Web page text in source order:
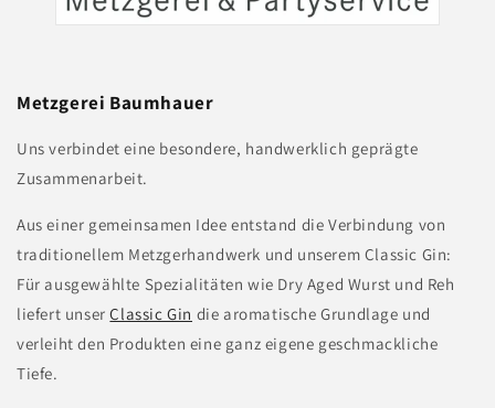
Metzgerei Baumhauer
Uns verbindet eine besondere, handwerklich geprägte
Zusammenarbeit.
Aus einer gemeinsamen Idee entstand die Verbindung von
traditionellem Metzgerhandwerk und unserem Classic Gin:
Für ausgewählte Spezialitäten wie Dry Aged Wurst und Reh
liefert unserClassic Gin die aromatische Grundlage und
verleiht den Produkten eine ganz eigene geschmackliche
Tiefe.